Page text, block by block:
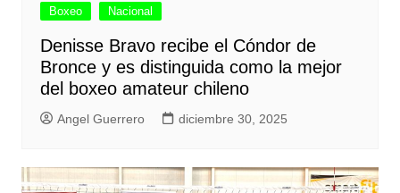
Boxeo Nacional
Denisse Bravo recibe el Cóndor de
Bronce y es distinguida como la mejor
del boxeo amateur chileno
Angel Guerrero diciembre 30, 2025